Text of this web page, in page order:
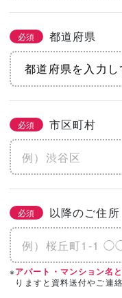
必須 都道府県
必須 市区町村
必須 以降のご住所
※アパート・マンション名
りますと資料送付やご連